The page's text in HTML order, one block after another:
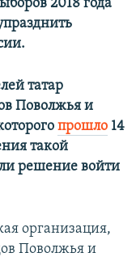
2018 года
татар
Поволжья и
прошло 14
такой
решение войти
организация,
Поволжья и